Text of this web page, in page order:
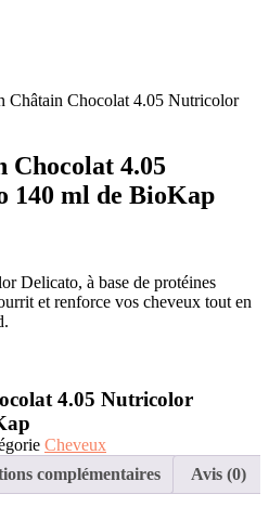
Châtain Chocolat 4.05 Nutricolor
Chocolat 4.05
140 ml de BioKap
Delicato, à base de protéines
et renforce vos cheveux tout en
4.05 Nutricolor
Cheveux
complémentaires Avis (0)